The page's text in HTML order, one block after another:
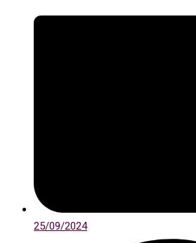
25/09/2024